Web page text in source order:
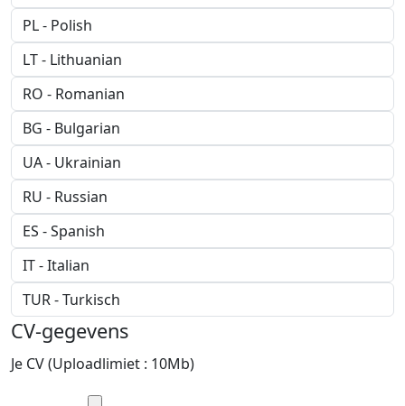
CV-gegevens
Je CV (Uploadlimiet : 10Mb)